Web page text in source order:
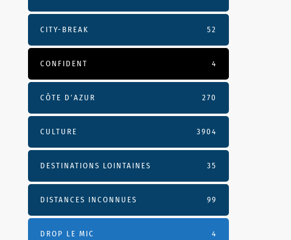
CITY-BREAK 52
CONFIDENT 4
CÔTE D’AZUR 270
CULTURE 3904
DESTINATIONS LOINTAINES 35
DISTANCES INCONNUES 99
DROP LE MIC 4